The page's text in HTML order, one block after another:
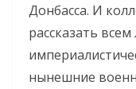
Донбасса. И
рассказать
нынешние